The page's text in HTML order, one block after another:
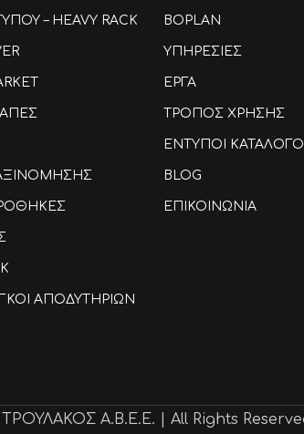
– HEAVY RACK
ΑΠΟΔΥΤΗΡΙΩΝ
BOPLAN
ΥΠΗΡΕΣΙΕΣ
ΕΡΓΑ
ΤΡΟΠΟΣ ΧΡΗΣΗΣ
ΕΝΤΥΠΟΙ
BLOG
ΕΠΙΚΟΙΝΩΝΙΑ
Α.Β.Ε.Ε. | All Rights